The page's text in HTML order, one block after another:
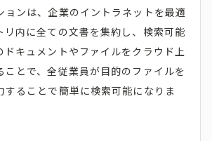
ョンは、企業のイントラネットを最適
リ内に全ての文書を集約し、検索可能
ドキュメントやファイルをクラウド上
ことで、全従業員が目的のファイルを
することで簡単に検索可能になりま